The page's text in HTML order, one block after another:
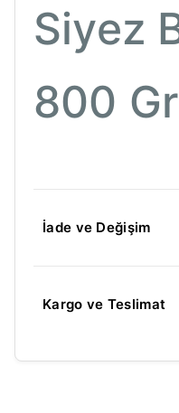
Siyez
800
İade ve Değişim
Kargo ve Teslimat